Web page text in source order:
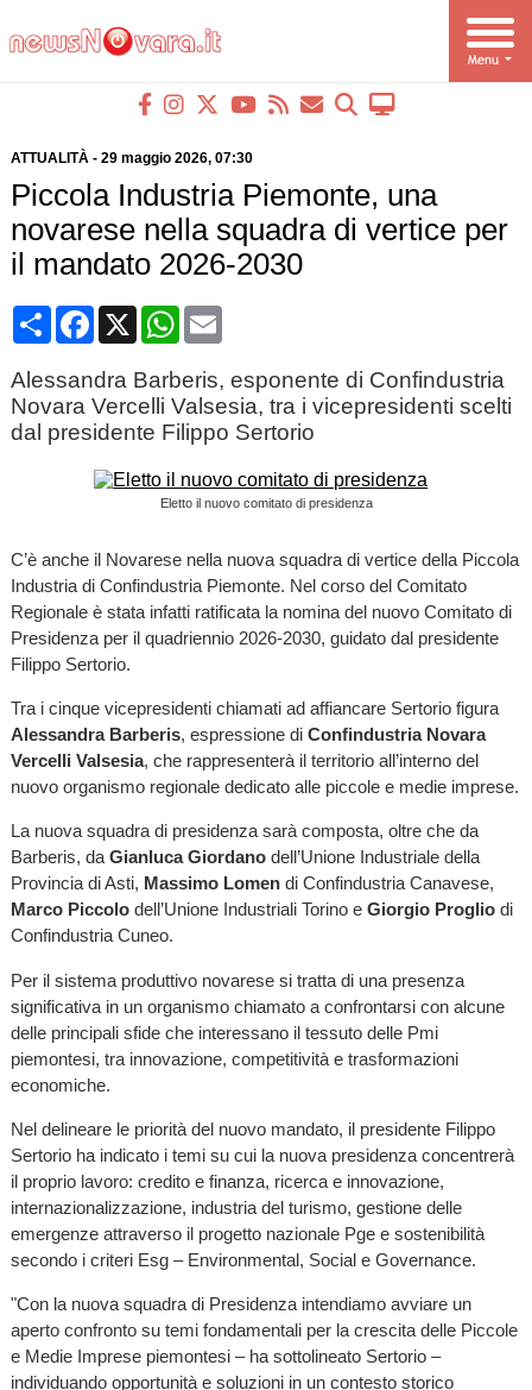
ATTUALITÀ- 29 maggio 2026, 07:30
Piccola Industria Piemonte, una
novarese nella squadra di vertice per
il mandato 2026-2030
CondividiFacebook
X WhatsApp
Email
Alessandra Barberis, esponente di Confindustria
Novara Vercelli Valsesia, tra i vicepresidenti scelti
dal presidente Filippo Sertorio
Eletto il nuovo comitato di presidenza
C’è anche il Novarese nella nuova squadra di vertice della Piccola
Industria di Confindustria Piemonte. Nel corso del Comitato
Regionale è stata infatti ratificata la nomina del nuovo Comitato di
Presidenza per il quadriennio 2026-2030, guidato dal presidente
Filippo Sertorio.
Tra i cinque vicepresidenti chiamati ad affiancare Sertorio figura
Alessandra Barberis, espressione di Confindustria Novara
Vercelli Valsesia, che rappresenterà il territorio all’interno del
nuovo organismo regionale dedicato alle piccole e medie imprese.
La nuova squadra di presidenza sarà composta, oltre che da
Barberis, da Gianluca Giordanodell’Unione Industriale della
Provincia di Asti, Massimo Lomendi Confindustria Canavese,
Marco Piccolodell’Unione Industriali Torino e Giorgio Progliodi
Confindustria Cuneo.
Per il sistema produttivo novarese si tratta di una presenza
significativa in un organismo chiamato a confrontarsi con alcune
delle principali sfide che interessano il tessuto delle Pmi
piemontesi, tra innovazione, competitività e trasformazioni
economiche.
Nel delineare le priorità del nuovo mandato, il presidente Filippo
Sertorio ha indicato i temi su cui la nuova presidenza concentrerà
il proprio lavoro: credito e finanza, ricerca e innovazione,
internazionalizzazione, industria del turismo, gestione delle
emergenze attraverso il progetto nazionale Pge e sostenibilità
secondo i criteri Esg – Environmental, Social e Governance.
"Con la nuova squadra di Presidenza intendiamo avviare un
aperto confronto su temi fondamentali per la crescita delle Piccole
e Medie Imprese piemontesi – ha sottolineato Sertorio –
individuando opportunità e soluzioni in un contesto storico